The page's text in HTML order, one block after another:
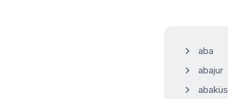
aba
abajur
abaküs